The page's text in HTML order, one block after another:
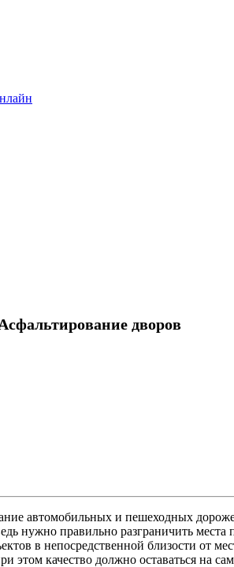
дворов
автомобильных и пешеходных
нужно правильно разграничить
в непосредственной близости от
качество должно оставаться на